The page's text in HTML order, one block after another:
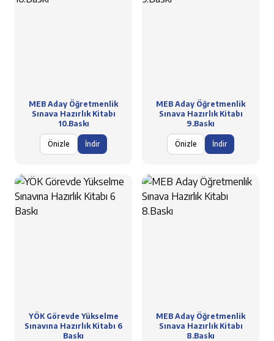
MEB Aday Öğretmenlik
Sınava Hazırlık Kitabı
10.Baskı
Önizle İndir
MEB Aday Öğretmenlik
Sınava Hazırlık Kitabı
9.Baskı
Önizle İndir
YÖK Görevde Yükselme
Sınavına Hazırlık Kitabı 6
Baskı
MEB Aday Öğretmenlik
Sınava Hazırlık Kitabı
8.Baskı